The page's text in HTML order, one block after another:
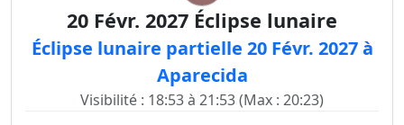
20 Févr. 2027 Éclipse lunaire
Éclipse lunaire partielle 20 Févr. 2027 à
Aparecida
Visibilité : 18:53 à 21:53 (Max : 20:23)